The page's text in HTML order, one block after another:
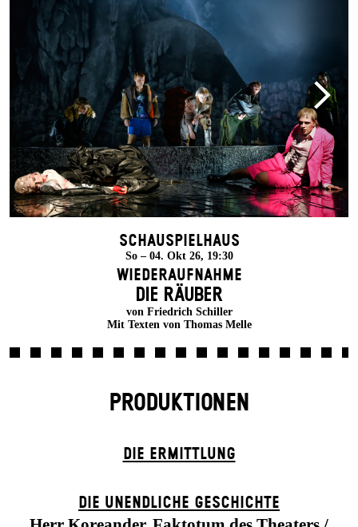
Schauspielhaus
So – 04. Okt 26, 19:30
Wiederaufnahme
DIE RÄUBER
von Friedrich Schiller
Mit Texten von Thomas Melle
PRODUKTIONEN
DIE ERMITTLUNG
DIE UN­ENDLICHE GESCHICHTE